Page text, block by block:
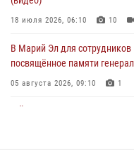
02 августа 2026, 11:44
18 июля 2026, 06:10 10
В Марий Эл для сотрудников
посвящённое памяти
05 августа 2026, 09:10 1